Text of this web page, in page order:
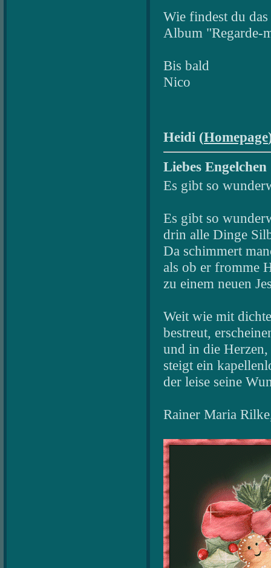
Wie findest du
Album "Regarde-
Bis bald
Nico
Heidi (Homepage
Liebes Engelchen
Es gibt so
Es gibt so
drin alle Dinge
Da schimmert
als ob er fromme
zu einem neuen
Weit wie mit
bestreut,
und in die
steigt ein
der leise seine
Rainer Maria